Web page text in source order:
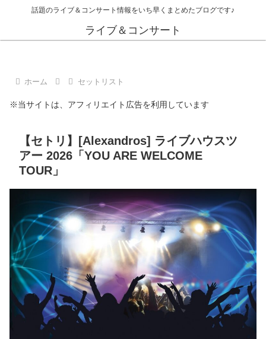
話題のライブ＆コンサート情報をいち早くまとめたブログです♪
ライブ＆コンサート
ホーム セットリスト
※当サイトは、アフィリエイト広告を利用しています
【セトリ】[Alexandros] ライブハウスツ
アー 2026「YOU ARE WELCOME
TOUR」